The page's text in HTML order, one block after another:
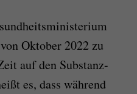
Oktober 2022 zu
auf den Substanz-
es, dass während